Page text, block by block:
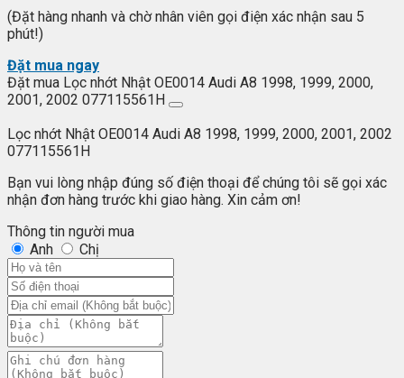
(Đặt hàng nhanh và chờ nhân viên gọi điện xác nhận sau 5
phút!)
Đặt mua ngay
Đặt mua Lọc nhớt Nhật OE0014 Audi A8 1998, 1999, 2000,
2001, 2002 077115561H
Lọc nhớt Nhật OE0014 Audi A8 1998, 1999, 2000, 2001, 2002
077115561H
Bạn vui lòng nhập đúng số điện thoại để chúng tôi sẽ gọi xác
nhận đơn hàng trước khi giao hàng. Xin cảm ơn!
Thông tin người mua
Anh
Chị